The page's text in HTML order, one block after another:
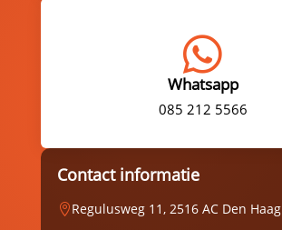

Whatsapp
085 212 5566
Contact informatie
Regulusweg 11, 2516 AC Den Haag